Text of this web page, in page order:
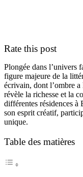
Rate this post
Plongée dans l’univers
figure majeure de la
écrivain, dont l’ombre
révèle la richesse et la
différentes résidences
son esprit créatif,
unique.
Table des matières